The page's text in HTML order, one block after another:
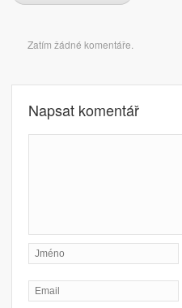
Komentáře
Zatím žádné komentáře.
Napsat komentář